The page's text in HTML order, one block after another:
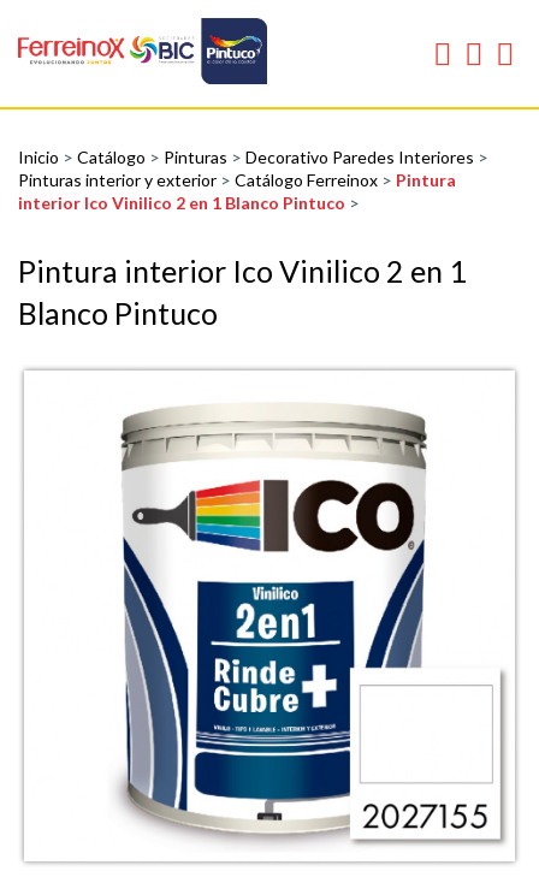
Inicio > Catálogo > Pinturas > Decorativo Paredes Interiores >
Pinturas interior y exterior > Catálogo Ferreinox > Pintura
interior Ico Vinilico 2 en 1 Blanco Pintuco >
Pintura interior Ico Vinilico 2 en 1
Blanco Pintuco